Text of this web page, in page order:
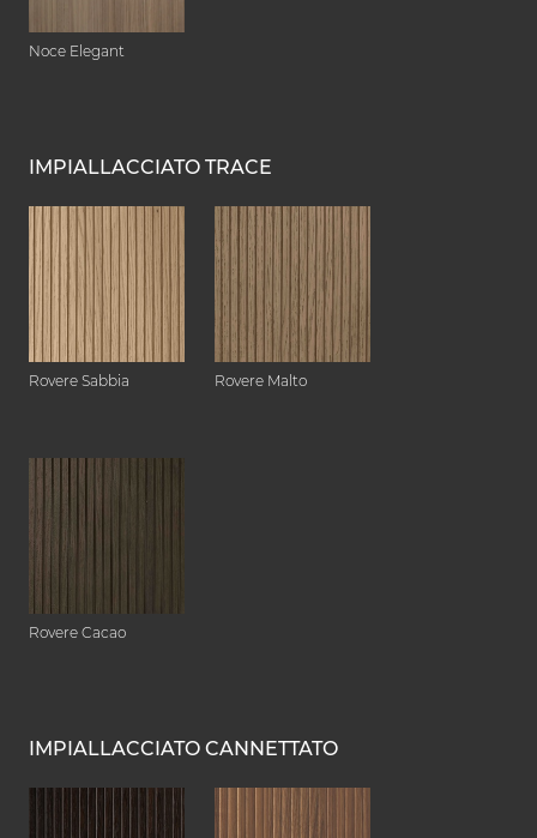
Noce Elegant
IMPIALLACCIATO TRACE
Rovere Sabbia Rovere Malto
Rovere Cacao
IMPIALLACCIATO CANNETTATO